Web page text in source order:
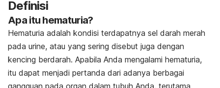
Penyebab
Faktor-faktor risiko
Pengobatan
Pencegahan
Definisi
Apa itu hematuria?
Hematuria adalah kondisi terdapatnya sel darah merah
pada urine, atau yang sering disebut juga dengan
kencing berdarah. Apabila Anda mengalami hematuria,
itu dapat menjadi pertanda dari adanya berbagai
gangguan pada organ dalam tubuh Anda, terutama